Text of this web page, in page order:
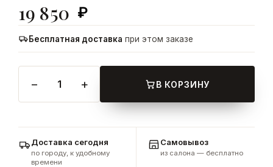
19 850 ₽
Бесплатная доставка при этом заказе
− 1 + В КОРЗИНУ
Доставка сегодня
по городу, к удобному
времени
Самовывоз
из салона — бесплатно